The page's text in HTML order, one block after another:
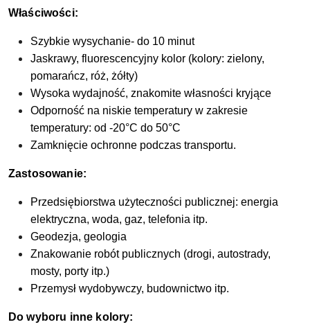
Właściwości:
Szybkie wysychanie- do 10 minut
Jaskrawy, fluorescencyjny kolor (kolory: zielony,
pomarańcz, róż, żółty)
Wysoka wydajność, znakomite własności kryjące
Odporność na niskie temperatury w zakresie
temperatury: od -20°C do 50°C
Zamknięcie ochronne podczas transportu.
Zastosowanie:
Przedsiębiorstwa użyteczności publicznej: energia
elektryczna, woda, gaz, telefonia itp.
Geodezja, geologia
Znakowanie robót publicznych (drogi, autostrady,
mosty, porty itp.)
Przemysł wydobywczy, budownictwo itp.
Do wyboru inne kolory: